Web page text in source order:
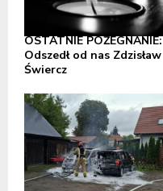
OSTATNIE POŻEGNANIE:
Odszedł od nas Zdzisław
Świercz